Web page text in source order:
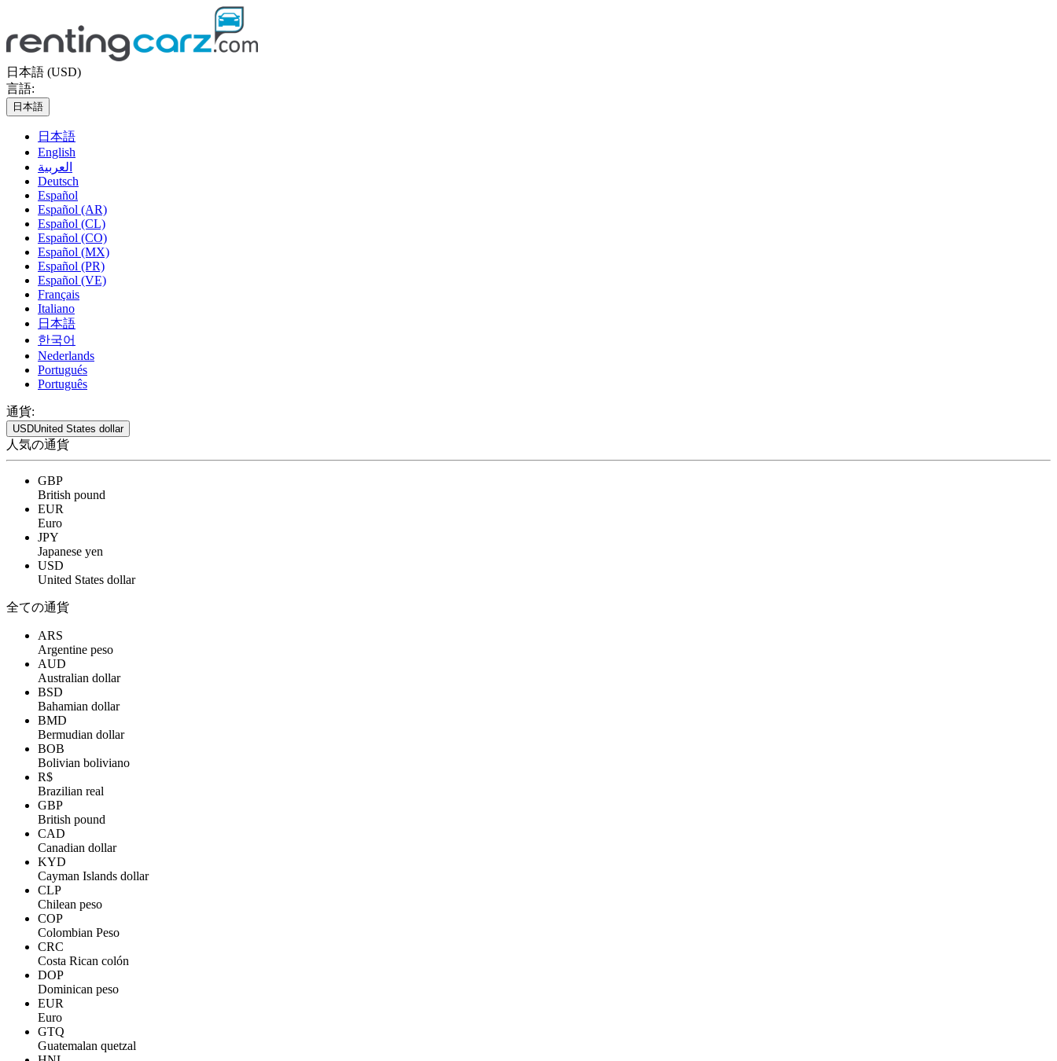
日本語 (USD)
言語:
日本語
日本語
English
العربية
Deutsch
Español
Español (AR)
Español (CL)
Español (CO)
Español (MX)
Español (PR)
Español (VE)
Français
Italiano
日本語
한국어
Nederlands
Portugués
Português
通貨:
USDUnited States dollar
人気の通貨
GBP
British pound
EUR
Euro
JPY
Japanese yen
USD
United States dollar
全ての通貨
ARS
Argentine peso
AUD
Australian dollar
BSD
Bahamian dollar
BMD
Bermudian dollar
BOB
Bolivian boliviano
R$
Brazilian real
GBP
British pound
CAD
Canadian dollar
KYD
Cayman Islands dollar
CLP
Chilean peso
COP
Colombian Peso
CRC
Costa Rican colón
DOP
Dominican peso
EUR
Euro
GTQ
Guatemalan quetzal